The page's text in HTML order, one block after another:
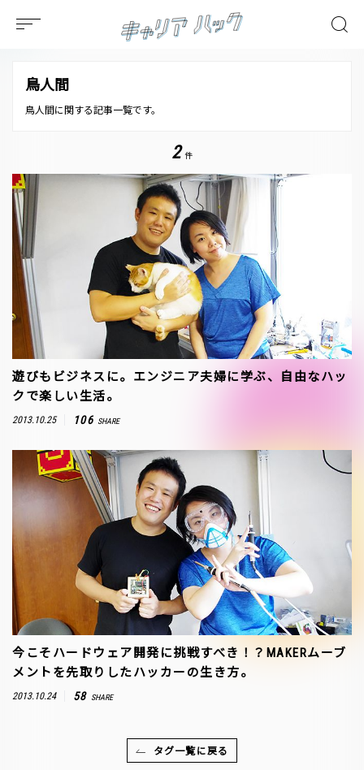
鳥人間
鳥人間に関する記事一覧です。
2 件
遊びもビジネスに。エンジニア夫婦に学ぶ、自由なハッ
クで楽しい生活。
2013.10.25 106 SHARE
今こそハードウェア開発に挑戦すべき！？MAKERムーブ
メントを先取りしたハッカーの生き方。
2013.10.24 58 SHARE
タグ一覧に戻る